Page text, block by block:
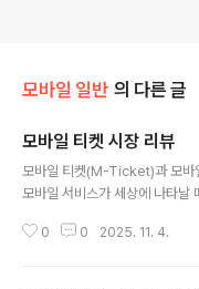
모바일 일반 의 다른 글
모바일 티켓 시장 리뷰
모바일 티켓(M-Ticket)과 모
모바일 서비스가 세상에 나타날
장의 관심에서는 항상 한발자욱
0 0 2025. 11. 4.